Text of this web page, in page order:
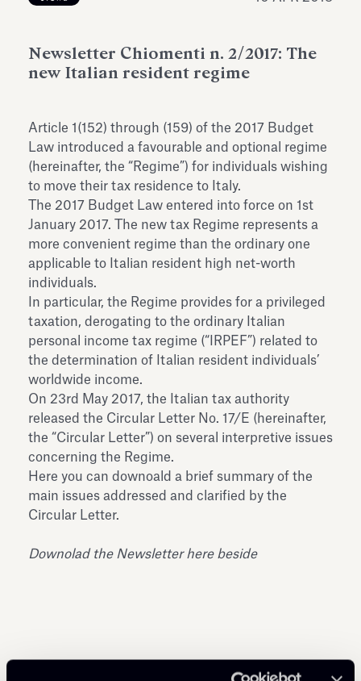
Newsletter Chiomenti n. 2/2017: The
new Italian resident regime
Article 1(152) through (159) of the 2017 Budget
Law introduced a favourable and optional regime
(hereinafter, the “Regime”) for individuals wishing
to move their tax residence to Italy.
The 2017 Budget Law entered into force on 1st
January 2017. The new tax Regime represents a
more convenient regime than the ordinary one
applicable to Italian resident high net-worth
individuals.
In particular, the Regime provides for a privileged
taxation, derogating to the ordinary Italian
personal income tax regime (“IRPEF”) related to
the determination of Italian resident individuals’
worldwide income.
On 23rd May 2017, the Italian tax authority
released the Circular Letter No. 17/E (hereinafter,
the “Circular Letter”) on several interpretive issues
concerning the Regime.
Here you can downoald a brief summary of the
main issues addressed and clarified by the
Circular Letter.
Downolad the Newsletter here beside